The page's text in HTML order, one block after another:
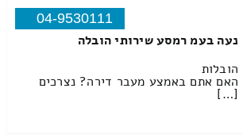
04-9530111
נעה בעמ רמסע שירותי הובלה
הובלות
האם אתם באמצע מעבר דירה? נצרכים
[…]